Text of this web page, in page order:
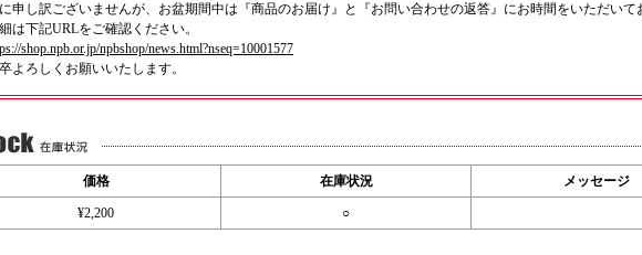
申し訳ございませんが、お盆期間中は『商品のお届け』と『お問い合わせの返答』にお時間をいただいて
は下記URLをご確認ください。
shop.npb.or.jp/npbshop/news.html?nseq=10001577
よろしくお願いいたします。
価格 在庫状況 メッセージ
¥2,200 ○